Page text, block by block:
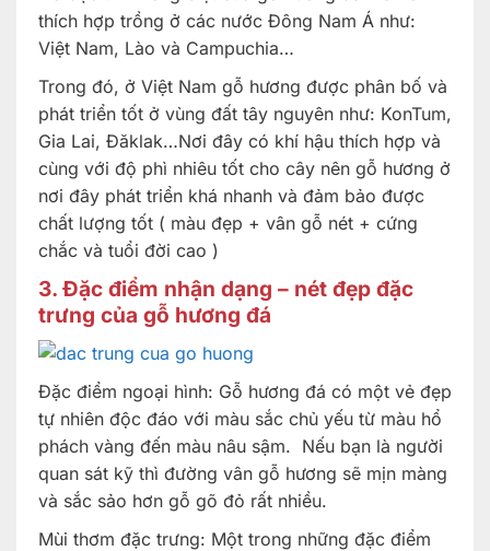
thích hợp trồng ở các nước Đông Nam Á như:
Việt Nam, Lào và Campuchia…
Trong đó, ở Việt Nam gỗ hương được phân bố và
phát triển tốt ở vùng đất tây nguyên như: KonTum,
Gia Lai, Đăklak…Nơi đây có khí hậu thích hợp và
cùng với độ phì nhiêu tốt cho cây nên gỗ hương ở
nơi đây phát triển khá nhanh và đảm bảo được
chất lượng tốt ( màu đẹp + vân gỗ nét + cứng
chắc và tuổi đời cao )
3. Đặc điểm nhận dạng – nét đẹp đặc
trưng của gỗ hương đá
Đặc điểm ngoại hình: Gỗ hương đá có một vẻ đẹp
tự nhiên độc đáo với màu sắc chủ yếu từ màu hổ
phách vàng đến màu nâu sậm. Nếu bạn là người
quan sát kỹ thì đường vân gỗ hương sẽ mịn màng
và sắc sảo hơn gỗ gõ đỏ rất nhiều.
Mùi thơm đặc trưng: Một trong những đặc điểm